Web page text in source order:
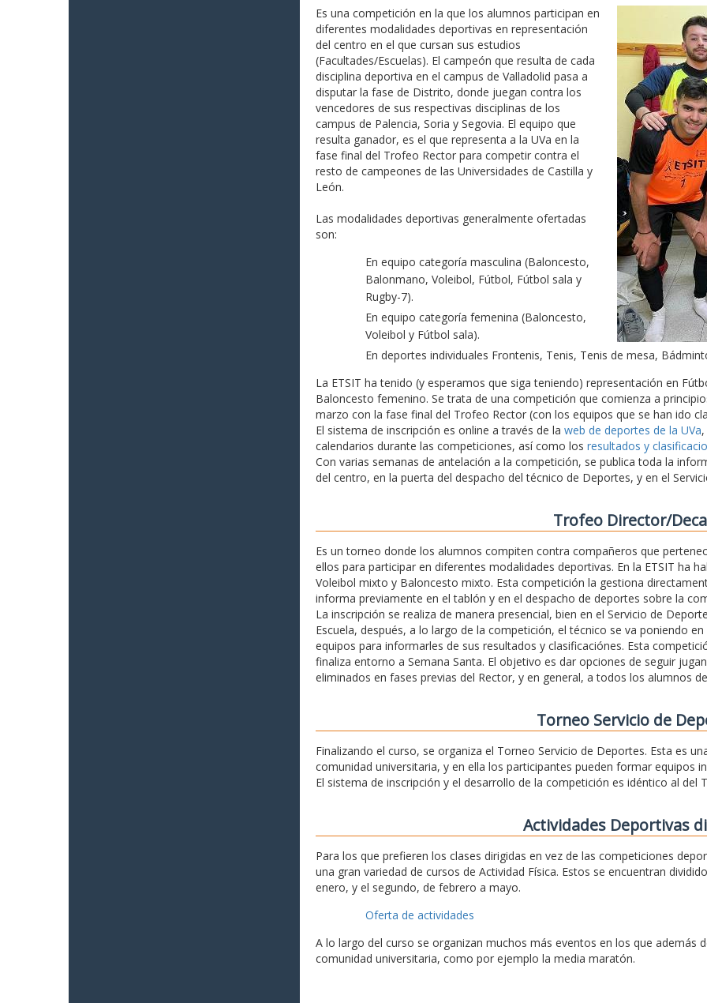
Es una competición en la que los alumnos participan en
diferentes modalidades deportivas en representación
del centro en el que cursan sus estudios
(Facultades/Escuelas). El campeón que resulta de cada
disciplina deportiva en el campus de Valladolid pasa a
disputar la fase de Distrito, donde juegan contra los
vencedores de sus respectivas disciplinas de los
campus de Palencia, Soria y Segovia. El equipo que
resulta ganador, es el que representa a la UVa en la
fase final del Trofeo Rector para competir contra el
resto de campeones de las Universidades de Castilla y
León.
Las modalidades deportivas generalmente ofertadas
son:
En equipo categoría masculina (Baloncesto,
Balonmano, Voleibol, Fútbol, Fútbol sala y
Rugby-7).
En equipo categoría femenina (Baloncesto,
Voleibol y Fútbol sala).
En deportes individuales Frontenis, Tenis, Tenis de mesa,
La ETSIT ha tenido (y esperamos que siga teniendo) representación en
Baloncesto femenino. Se trata de una competición que comienza a
marzo con la fase final del Trofeo Rector (con los equipos que se han ido
El sistema de inscripción es online a través de la web de deportes de la UVa
calendarios durante las competiciones, así como los resultados y
Con varias semanas de antelación a la competición, se publica toda la
del centro, en la puerta del despacho del técnico de Deportes, y en el
Trofeo Director/
Es un torneo donde los alumnos compiten contra compañeros que
ellos para participar en diferentes modalidades deportivas. En la ETSIT ha
Voleibol mixto y Baloncesto mixto. Esta competición la gestiona
informa previamente en el tablón y en el despacho de deportes sobre la
La inscripción se realiza de manera presencial, bien en el Servicio de
Escuela, después, a lo largo de la competición, el técnico se va poniendo
equipos para informarles de sus resultados y clasificaciónes. Esta
finaliza entorno a Semana Santa. El objetivo es dar opciones de seguir
eliminados en fases previas del Rector, y en general, a todos los alumnos
Torneo Servicio de
Finalizando el curso, se organiza el Torneo Servicio de Deportes. Esta es
comunidad universitaria, y en ella los participantes pueden formar equipos
El sistema de inscripción y el desarrollo de la competición es idéntico al del
Actividades Deportivas
Para los que prefieren los clases dirigidas en vez de las competiciones
una gran variedad de cursos de Actividad Física. Estos se encuentran
enero, y el segundo, de febrero a mayo.
Oferta de actividades
A lo largo del curso se organizan muchos más eventos en los que además
comunidad universitaria, como por ejemplo la media maratón.